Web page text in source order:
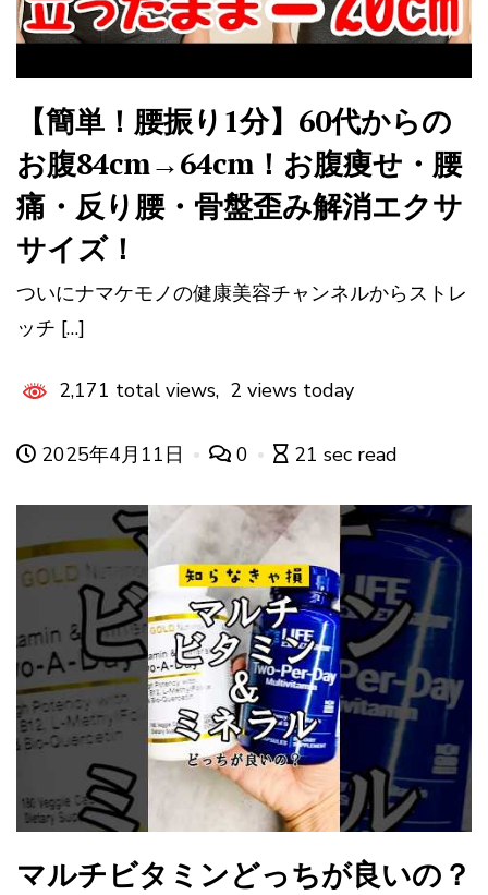
【簡単！腰振り1分】60代からの
お腹84cm→64cm！お腹痩せ・腰
痛・反り腰・骨盤歪み解消エクサ
サイズ！
ついにナマケモノの健康美容チャンネルからストレ
ッチ […]
2,171 total views, 2 views today
2025年4月11日 0 21 sec read
マルチビタミンどっちが良いの？